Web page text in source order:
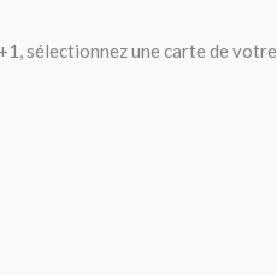
sélectionnez une carte de